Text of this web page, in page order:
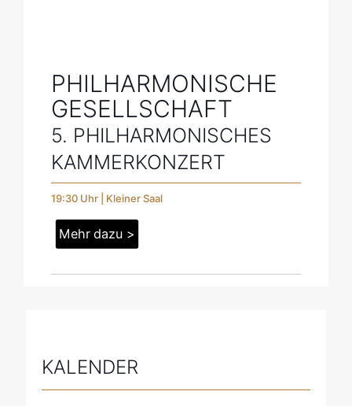
PHILHARMONISCHE
GESELLSCHAFT
5. PHILHARMONISCHES
KAMMERKONZERT
19:30 Uhr | Kleiner Saal
Mehr dazu >
KALENDER